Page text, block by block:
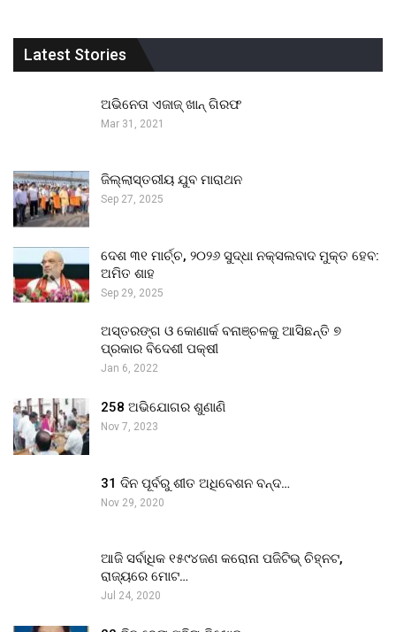
Latest Stories
ଅଭିନେତା ଏଜାଜ୍ ଖାନ୍ ଗିରଫ
Mar 31, 2021
ଜିଲ୍ଲାସ୍ତରୀୟ ଯୁବ ମାରାଥନ
Sep 27, 2025
ଦେଶ ୩୧ ମାର୍ଚ୍ଚ, ୨୦୨୬ ସୁଦ୍ଧା ନକ୍ସଲବାଦ ମୁକ୍ତ ହେବ:
ଅମିତ ଶାହ
Sep 29, 2025
ଅସ୍ତରଙ୍ଗ ଓ କୋଣାର୍କ ବନାଞ୍ଚଳକୁ ଆସିଛନ୍ତି ୭
ପ୍ରକାର ବିଦେଶୀ ପକ୍ଷୀ
Jan 6, 2022
258 ଅଭିଯୋଗର ଶୁଣାଣି
Nov 7, 2023
31 ଦିନ ପୂର୍ବରୁ ଶୀତ ଅଧିବେଶନ ବନ୍ଦ…
Nov 29, 2020
ଆଜି ସର୍ବାଧିକ ୧୫୯୪ଜଣ କରୋନା ପଜିଟିଭ୍ ଚିହ୍ନଟ,
ରାଜ୍ୟରେ ମୋଟ…
Jul 24, 2020